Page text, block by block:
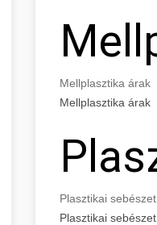
Mellplasztika árak
Mellplasztika árak
Plasztikai sebészet
Plasztikai sebészet